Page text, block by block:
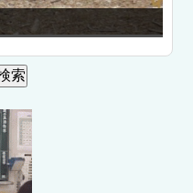
でイクの